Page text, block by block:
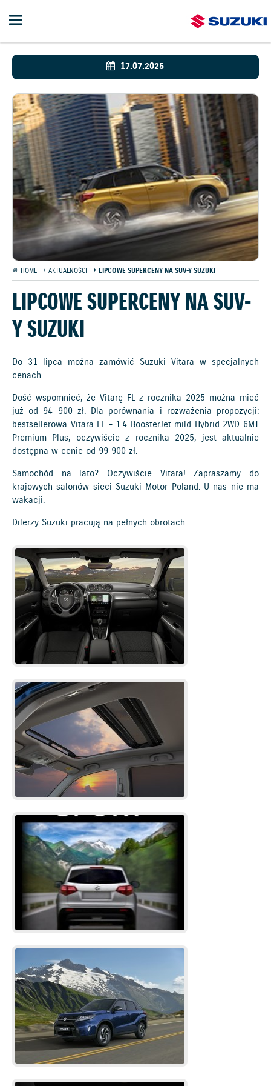
17.07.2025
HOME AKTUALNOŚCI LIPCOWE SUPERCENY NA SUV-Y SUZUKI
LIPCOWE SUPERCENY NA SUV-
Y SUZUKI
Do 31 lipca można zamówić Suzuki Vitara w specjalnych
cenach.
Dość wspomnieć, że Vitarę FL z rocznika 2025 można mieć
już od 94 900 zł. Dla porównania i rozważenia propozycji:
bestsellerowa Vitara FL - 1.4 BoosterJet mild Hybrid 2WD 6MT
Premium Plus, oczywiście z rocznika 2025, jest aktualnie
dostępna w cenie od 99 900 zł.
Samochód na lato? Oczywiście Vitara! Zapraszamy do
krajowych salonów sieci Suzuki Motor Poland. U nas nie ma
wakacji.
Dilerzy Suzuki pracują na pełnych obrotach.